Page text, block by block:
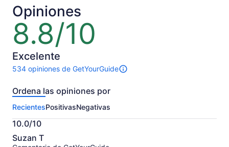
por
adulto
Opiniones
8.8/10
8.8
de
10
Excelente
534 opiniones de GetYourGuide
Hay
opiniones
esta
actividad.
Más
información
Ordena las opiniones por
RecientesPositivasNegativas
10.0/10
10.0
de
Suzan T